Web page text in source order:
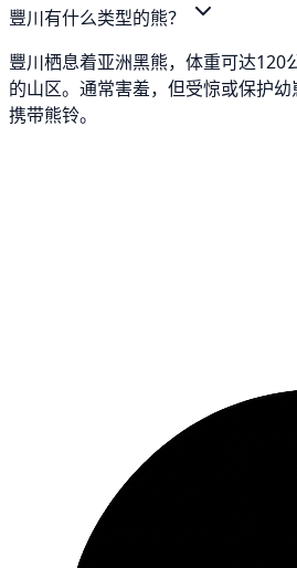
豐川有什么类型的熊？
豐川栖息着亚洲黑熊，体重可达120
的山区。通常害羞，但受惊或保护
携带熊铃。